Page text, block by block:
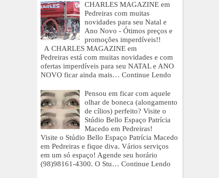
CHARLES MAGAZINE em
Pedreiras com muitas
novidades para seu Natal e
Ano Novo - Ótimos preços e
promoções imperdíveis!!
A CHARLES MAGAZINE em
Pedreiras está com muitas novidades e com
ofertas imperdíveis para seu NATAL e ANO
NOVO ficar ainda mais… Continue Lendo
Pensou em ficar com aquele
olhar de boneca (alongamento
de cílios) perfeito? Visite o
Stúdio Bello Espaço Patrícia
Macedo em Pedreiras!
Visite o Stúdio Bello Espaço Patrícia Macedo
em Pedreiras e fique diva. Vários serviços
em um só espaço! Agende seu horário
(98)98161-4300. O Stu… Continue Lendo